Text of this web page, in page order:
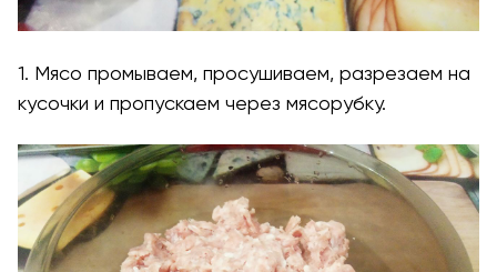
1. Мясо промываем, просушиваем, разрезаем на
кусочки и пропускаем через мясорубку.